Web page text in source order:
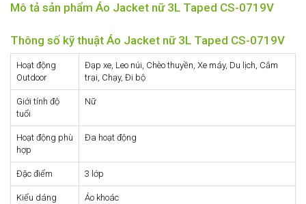
Mô tả sản phẩm Áo Jacket nữ 3L Taped CS-0719V
Thông số kỹ thuật Áo Jacket nữ 3L Taped CS-0719V
Hoạt động
Outdoor
Đạp xe, Leo núi, Chèo thuyền, Xe máy, Du lịch, Cắm
trại, Chạy, Đi bộ
Giới tính độ
tuổi
Nữ
Hoạt động phù
hợp
Đa hoạt động
Đặc điểm 3 lớp
Kiểu dáng Áo khoác